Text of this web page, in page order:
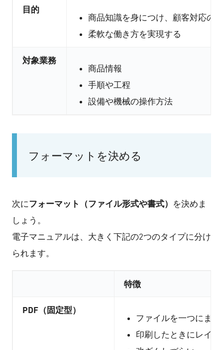
目的
商品知識を身につけ、顧客対応の
柔軟な働き方を実現する
対象業務
商品情報
手順や工程
設備や機械の操作方法
フォーマットを決める
次にフォーマット（ファイル形式や書式） を決めま
しょう。
電子マニュアルは、大きく下記の2つのタイプに分け
られます。
特徴
PDF（固定型）
ファイルを一つにまと
印刷したときにレイ